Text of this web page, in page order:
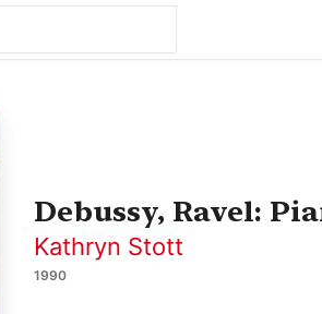
Debussy, Ravel:
Kathryn Stott
1990